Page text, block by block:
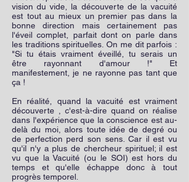
vision du vide, la découverte de la vacuité
est tout au mieux un premier pas dans la
bonne direction mais certainement pas
l'éveil complet, parfait dont on parle dans
les traditions spirituelles. On me dit parfois :
"Si tu étais vraiment éveillé, tu serais un
être rayonnant d'amour !" Et
manifestement, je ne rayonne pas tant que
ça !
En réalité, quand la vacuité est vraiment
découverte , c'est-à-dire quand on réalise
dans l'expérience que la conscience est au-
delà du moi, alors toute idée de degré ou
de perfection perd son sens. Car il est vu
qu'il n'y a plus de chercheur spirituel; il est
vu que la Vacuité (ou le SOI) est hors du
temps et qu'elle échappe donc à tout
progrès temporel.